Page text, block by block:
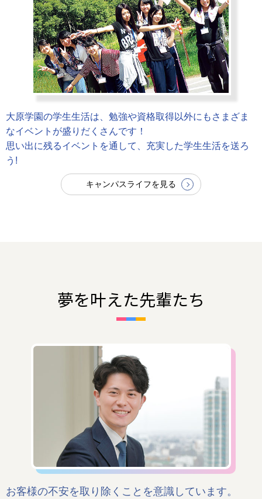
大原学園の学生生活は、勉強や資格取得以外にもさまざま
なイベントが盛りだくさんです！
思い出に残るイベントを通して、充実した学生生活を送ろ
う!
キャンパスライフを見る
夢を叶えた先輩たち
お客様の不安を取り除くことを意識しています。